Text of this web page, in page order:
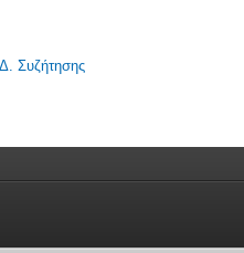
Συζήτησης